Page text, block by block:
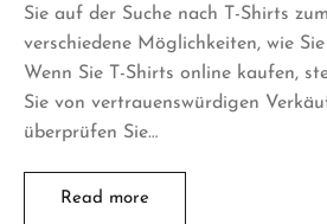
Sie auf der Suche nach T-Shirts
verschiedene Möglichkeiten, wie
Wenn Sie T-Shirts online kaufen,
Sie von vertrauenswürdigen
überprüfen Sie…
Read more